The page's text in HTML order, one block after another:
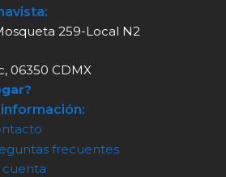
259-Local N2
06350 CDMX
información:
frecuentes
cuenta